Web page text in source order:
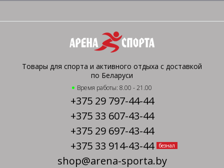
Товары для спорта и активного отдыха с доставкой
по Беларуси
Время работы: 8.00 - 21.00
+375 29 797-44-44
+375 33 607-43-44
+375 29 697-43-44
+375 33 914-43-44
безнал
shop@arena-sporta.by